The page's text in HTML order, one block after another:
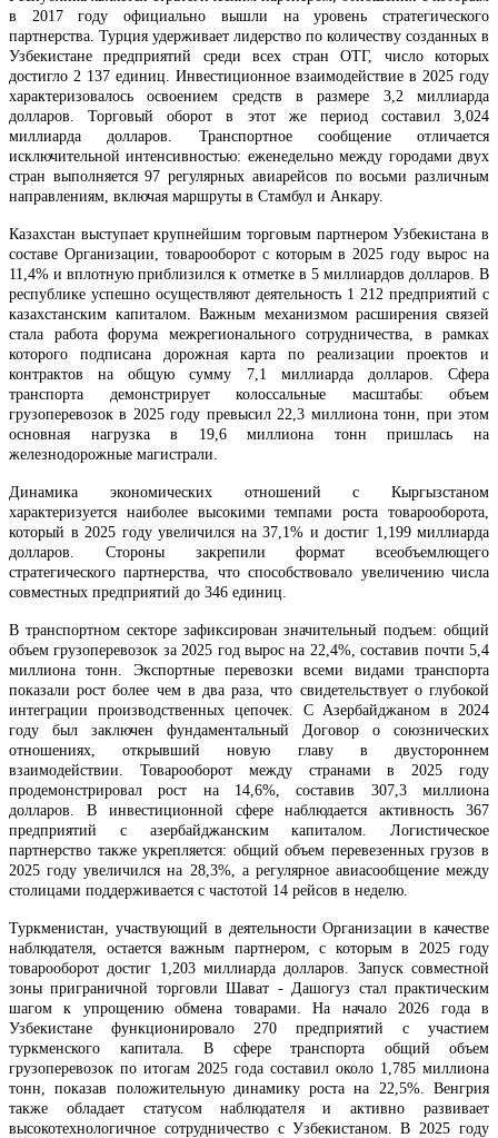
в 2017 году официально вышли на уровень стратегического
партнерства. Турция удерживает лидерство по количеству созданных в
Узбекистане предприятий среди всех стран ОТГ, число которых
достигло 2 137 единиц. Инвестиционное взаимодействие в 2025 году
характеризовалось освоением средств в размере 3,2 миллиарда
долларов. Торговый оборот в этот же период составил 3,024
миллиарда долларов. Транспортное сообщение отличается
исключительной интенсивностью: еженедельно между городами двух
стран выполняется 97 регулярных авиарейсов по восьми различным
направлениям, включая маршруты в Стамбул и Анкару.
Казахстан выступает крупнейшим торговым партнером Узбекистана в
составе Организации, товарооборот с которым в 2025 году вырос на
11,4% и вплотную приблизился к отметке в 5 миллиардов долларов. В
республике успешно осуществляют деятельность 1 212 предприятий с
казахстанским капиталом. Важным механизмом расширения связей
стала работа форума межрегионального сотрудничества, в рамках
которого подписана дорожная карта по реализации проектов и
контрактов на общую сумму 7,1 миллиарда долларов. Сфера
транспорта демонстрирует колоссальные масштабы: объем
грузоперевозок в 2025 году превысил 22,3 миллиона тонн, при этом
основная нагрузка в 19,6 миллиона тонн пришлась на
железнодорожные магистрали.
Динамика экономических отношений с Кыргызстаном
характеризуется наиболее высокими темпами роста товарооборота,
который в 2025 году увеличился на 37,1% и достиг 1,199 миллиарда
долларов. Стороны закрепили формат всеобъемлющего
стратегического партнерства, что способствовало увеличению числа
совместных предприятий до 346 единиц.
В транспортном секторе зафиксирован значительный подъем: общий
объем грузоперевозок за 2025 год вырос на 22,4%, составив почти 5,4
миллиона тонн. Экспортные перевозки всеми видами транспорта
показали рост более чем в два раза, что свидетельствует о глубокой
интеграции производственных цепочек. С Азербайджаном в 2024
году был заключен фундаментальный Договор о союзнических
отношениях, открывший новую главу в двустороннем
взаимодействии. Товарооборот между странами в 2025 году
продемонстрировал рост на 14,6%, составив 307,3 миллиона
долларов. В инвестиционной сфере наблюдается активность 367
предприятий с азербайджанским капиталом. Логистическое
партнерство также укрепляется: общий объем перевезенных грузов в
2025 году увеличился на 28,3%, а регулярное авиасообщение между
столицами поддерживается с частотой 14 рейсов в неделю.
Туркменистан, участвующий в деятельности Организации в качестве
наблюдателя, остается важным партнером, с которым в 2025 году
товарооборот достиг 1,203 миллиарда долларов. Запуск совместной
зоны приграничной торговли Шават - Дашогуз стал практическим
шагом к упрощению обмена товарами. На начало 2026 года в
Узбекистане функционировало 270 предприятий с участием
туркменского капитала. В сфере транспорта общий объем
грузоперевозок по итогам 2025 года составил около 1,785 миллиона
тонн, показав положительную динамику роста на 22,5%. Венгрия
также обладает статусом наблюдателя и активно развивает
высокотехнологичное сотрудничество с Узбекистаном. В 2025 году